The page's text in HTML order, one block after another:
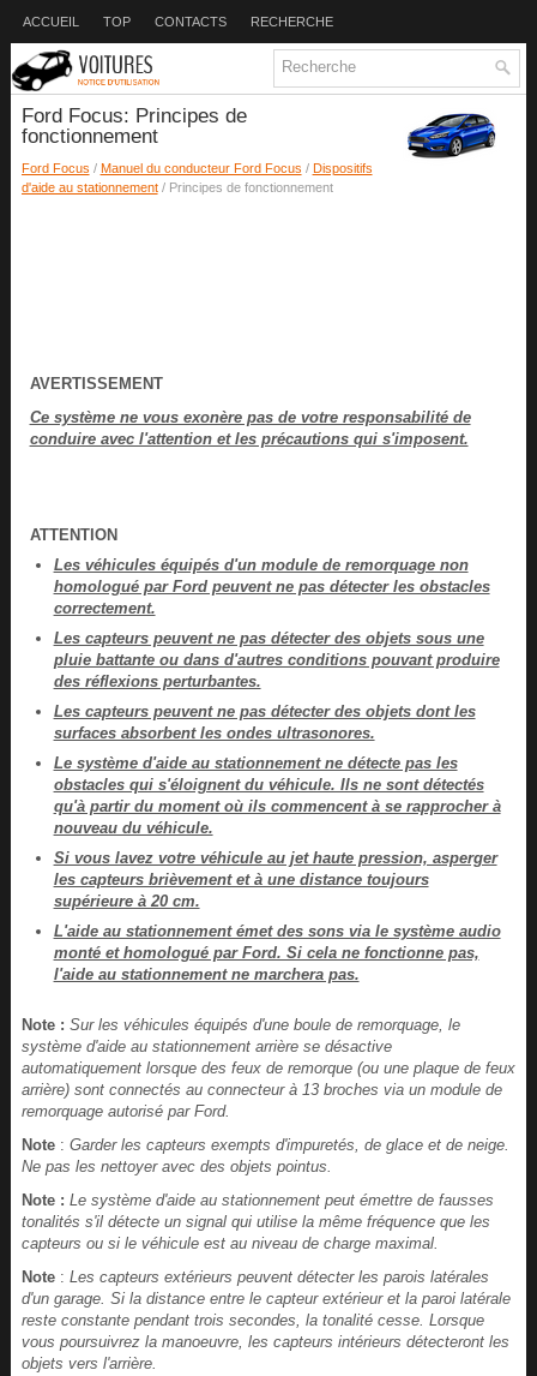
ACCUEIL TOP CONTACTS RECHERCHE
Ford Focus: Principes de
fonctionnement
Ford Focus / Manuel du conducteur Ford Focus / Dispositifs
d'aide au stationnement/ Principes de fonctionnement
AVERTISSEMENT
Ce système ne vous exonère pas de votre responsabilité de
conduire avec l'attention et les précautions qui s'imposent.
ATTENTION
Les véhicules équipés d'un module de remorquage non
homologué par Ford peuvent ne pas détecter les obstacles
correctement.
Les capteurs peuvent ne pas détecter des objets sous une
pluie battante ou dans d'autres conditions pouvant produire
des réflexions perturbantes.
Les capteurs peuvent ne pas détecter des objets dont les
surfaces absorbent les ondes ultrasonores.
Le système d'aide au stationnement ne détecte pas les
obstacles qui s'éloignent du véhicule. Ils ne sont détectés
qu'à partir du moment où ils commencent à se rapprocher à
nouveau du véhicule.
Si vous lavez votre véhicule au jet haute pression, asperger
les capteurs brièvement et à une distance toujours
supérieure à 20 cm.
L'aide au stationnement émet des sons via le système audio
monté et homologué par Ford. Si cela ne fonctionne pas,
l'aide au stationnement ne marchera pas.
Note : Sur les véhicules équipés d'une boule de remorquage, le
système d'aide au stationnement arrière se désactive
automatiquement lorsque des feux de remorque (ou une plaque de feux
arrière) sont connectés au connecteur à 13 broches via un module de
remorquage autorisé par Ford.
Note : Garder les capteurs exempts d'impuretés, de glace et de neige.
Ne pas les nettoyer avec des objets pointus.
Note : Le système d'aide au stationnement peut émettre de fausses
tonalités s'il détecte un signal qui utilise la même fréquence que les
capteurs ou si le véhicule est au niveau de charge maximal.
Note : Les capteurs extérieurs peuvent détecter les parois latérales
d'un garage. Si la distance entre le capteur extérieur et la paroi latérale
reste constante pendant trois secondes, la tonalité cesse. Lorsque
vous poursuivrez la manoeuvre, les capteurs intérieurs détecteront les
objets vers l'arrière.